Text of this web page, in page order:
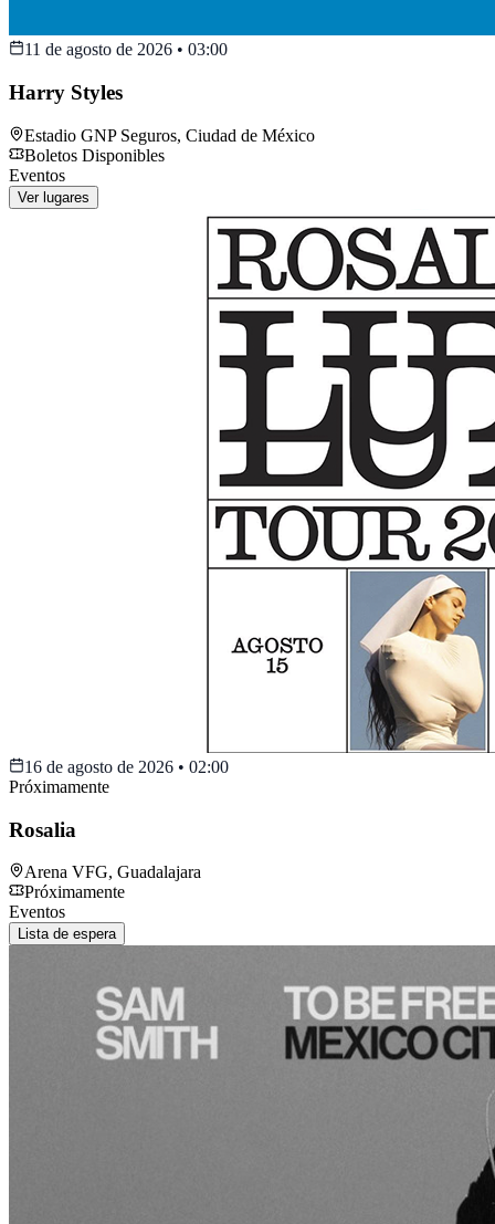
11 de agosto de 2026 • 03:00
Harry Styles
Estadio GNP Seguros, Ciudad de México
Boletos Disponibles
Eventos
Ver lugares
16 de agosto de 2026 • 02:00
Próximamente
Rosalia
Arena VFG, Guadalajara
Próximamente
Eventos
Lista de espera